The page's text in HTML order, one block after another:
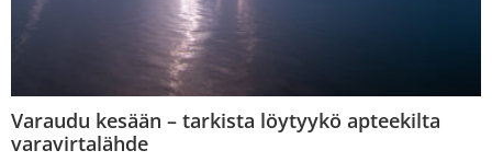
Varaudu kesään – tarkista löytyykö apteekilta
varavirtalähde